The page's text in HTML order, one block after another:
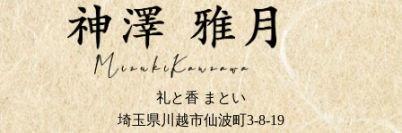
礼と香 まとい
埼玉県川越市仙波町3-8-19